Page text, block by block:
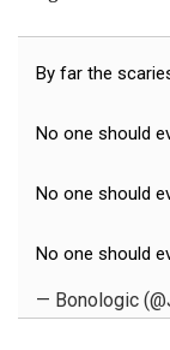
By far the
No one should
No one should
No one should
— Bonologic